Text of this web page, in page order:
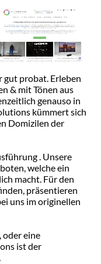
gut probat. Erleben
& mit Tönen aus
genauso in
kümmert sich
Domizilen der
. Unsere
welche ein
macht. Für den
präsentieren
uns im originellen
oder eine
ist der